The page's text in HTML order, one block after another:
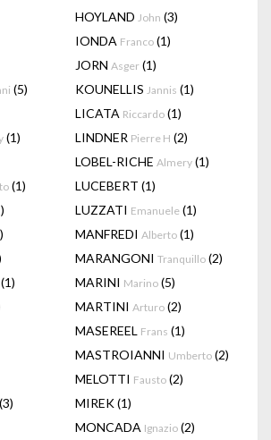
HOYLAND John (3)
IONDA Franco (1)
JORN Asger (1)
(5) KOUNELLIS Jannis (1)
LICATA Riccardo (1)
(1) LINDNER Pierre H (2)
LOBEL-RICHE Almery (1)
(1) LUCEBERT (1)
LUZZATI Emanuele (1)
MANFREDI Alberto (1)
MARANGONI Tranquillo (2)
(1) MARINI Marino (5)
MARTINI Arturo (2)
MASEREEL Frans (1)
MASTROIANNI Umberto (2)
MELOTTI Fausto (2)
(3) MIREK(1)
MONCADA Ignazio (2)